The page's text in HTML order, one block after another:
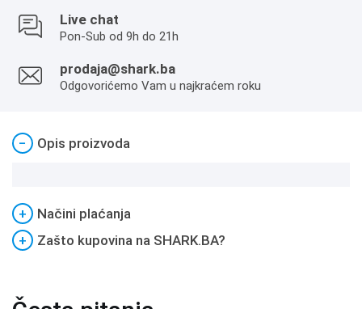
Live chat
Pon-Sub od 9h do 21h
prodaja@shark.ba
Odgovorićemo Vam u najkraćem roku
− Opis proizvoda
+
Načini plaćanja
+
Zašto kupovina na SHARK.BA?